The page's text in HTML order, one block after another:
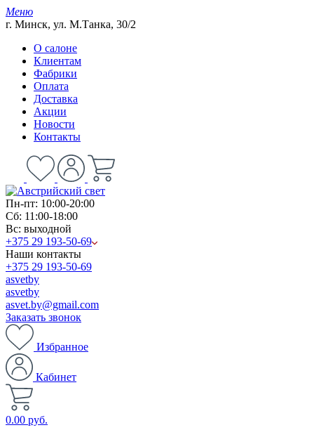
Меню
г. Минск, ул. М.Танка, 30/2
О салоне
Клиентам
Фабрики
Оплата
Доставка
Акции
Новости
Контакты
Пн-пт: 10:00-20:00
Сб: 11:00-18:00
Вс: выходной
+375 29 193-50-69
Наши контакты
+375 29 193-50-69
asvetby
asvetby
asvet.by@gmail.com
Заказать звонок
Избранное
Кабинет
0.00 руб.